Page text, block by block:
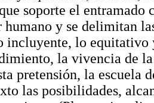
soporte el
humano y se delimitan
incluyente, lo equitativo
la vivencia de
pretensión, la escuela
las posibilidades,